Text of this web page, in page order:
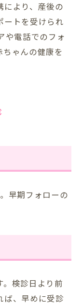
により、産後の
ートを受けられ
や電話でのフォ
ゃんの健康を
早期フォローの
検診日より前
ば、早めに受診